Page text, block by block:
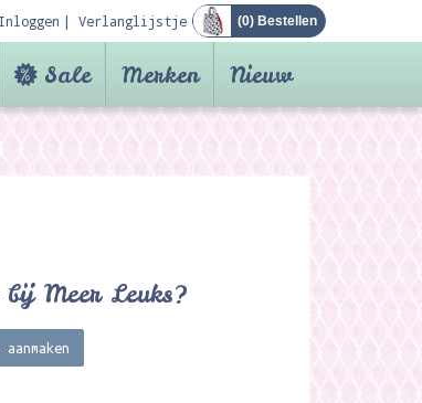
Inloggen Verlanglijstje (0) Bestellen
Sale Merken Nieuw
bij Meer Leuks?